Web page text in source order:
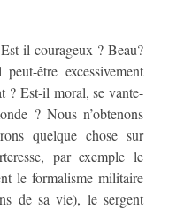
il courageux ? Beau?
être excessivement
? Est-il moral, se vante-
? Nous n’obtenons
quelque chose sur
par exemple le
le formalisme militaire
de sa vie), le sergent